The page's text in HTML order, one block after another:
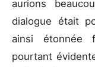
aurions
dialogue était
ainsi étonnée
pourtant